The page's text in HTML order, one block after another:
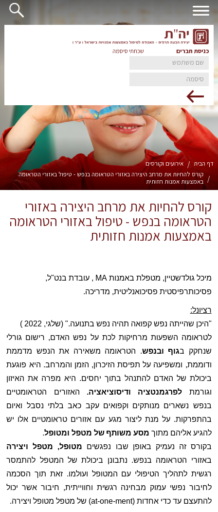
כניסת חברים שכחתי סיסמה
דף הבית / אירועים וקורסים
/ קורס להחיות את מרחב היצירה באזורי הטראומה בנפש - טיפול באזורי הטראומה
באמצעות אמנות חזותית
קורס להחיות את מרחב היצירה באזורי
הטראומה בנפש - טיפול באזורי הטראומה
באמצעות אמנות חזותית
פסיכותרפיסטית פסיכואנליטית, מדריכה.
רציונל:
"היכן שהייתה נפש קפואה תהיה נפש בתנועה." (שלגי, 2022 )
שנחקק בגוף ובנפש
. הטראומה משאירה את הנפש מדממת
ודוממת, ומשפיעה על תפיסת הזיכרון, הזמן והמרחב. היא פוגעת
וגורמת לפרגמנטציה ודיסוציאציה.
בהתפרקות. על מנת ליצור מגע עם אזורים טראומטיים אלו יש
להגיע אליהם מתוך מסע משותף של מטפל ומטופל.
בקורס זה נעמיק באופן שבו נפגשים מטופל, מטפל ויצירה
באזורי הטראומה בנפש. נתבונן ביכולת של המטפל להתמסר
לחיבור נפשי עמוק מבחינה רגשית וחווייתית, חיבור אשר יכול
להתעצם עד כדי אחדות (at-one-ment) של מטפל מטופל ויצירה.